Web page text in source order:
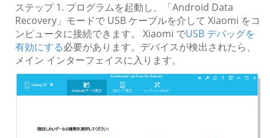
ステップ 1. プログラムを起動し、「Android Data
Recovery」モードで USB ケーブルを介して Xiaomi をコ
ンピュータに接続できます。 Xiaomi でUSB デバッグを
有効にする必要があります。デバイスが検出されたら、
メイン インターフェイスに入ります。